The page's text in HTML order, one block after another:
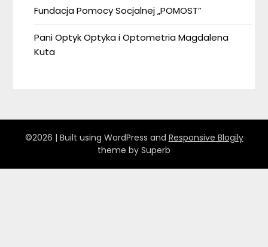
Fundacja Pomocy Socjalnej „POMOST”
Pani Optyk Optyka i Optometria Magdalena
Kuta
©2026 | Built using WordPress and Responsive Blogily
theme by Superb